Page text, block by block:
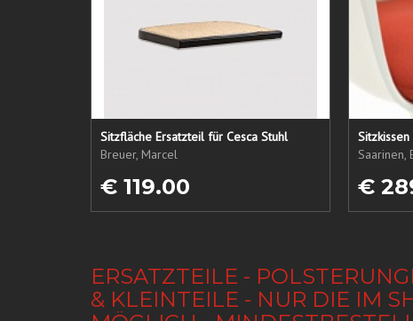
Sitzfläche Ersatzteil für Cesca Stuhl
Breuer, Marcel
€ 119.00
Saarinen,
€
ERSATZTEILE -
& KLEINTEILE - NUR DIE IM